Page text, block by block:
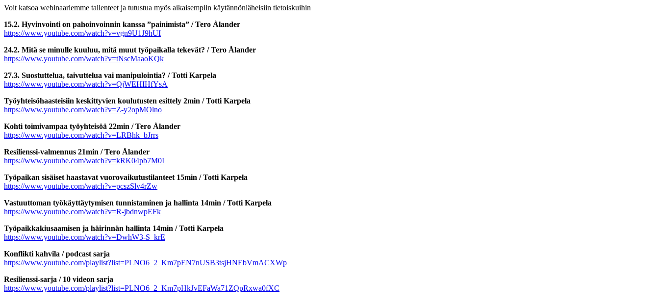
Voit katsoa webinaariemme tallenteet ja tutustua myös aikaisempiin käytännönläheisiin tietoiskuihin
15.2. Hyvinvointi on pahoinvoinnin kanssa ”painimista” / Tero Ålander
https://www.youtube.com/watch?v=vgn9U1J9hUI
24.2. Mitä se minulle kuuluu, mitä muut työpaikalla tekevät? / Tero Ålander
https://www.youtube.com/watch?v=tNscMaaoKQk
27.3. Suostuttelua, taivuttelua vai manipulointia? / Totti Karpela
https://www.youtube.com/watch?v=QjWEHIHfYsA
Työyhteisöhaasteisiin keskittyvien koulutusten esittely 2min / Totti Karpela
https://www.youtube.com/watch?v=Z-y2opMOlno
Kohti toimivampaa työyhteisöä 22min / Tero Ålander
https://www.youtube.com/watch?v=LRBhk_bJrrs
Resilienssi-valmennus 21min / Tero Ålander
https://www.youtube.com/watch?v=kRK04pb7M0I
Työpaikan sisäiset haastavat vuorovaikutustilanteet 15min / Totti Karpela
https://www.youtube.com/watch?v=pcszSlv4rZw
Vastuuttoman työkäyttäytymisen tunnistaminen ja hallinta 14min / Totti Karpela
https://www.youtube.com/watch?v=R-jbdnwpEFk
Työpaikkakiusaamisen ja häirinnän hallinta 14min / Totti Karpela
https://www.youtube.com/watch?v=DwhW3-S_krE
Konflikti kahvila / podcast sarja
https://www.youtube.com/playlist?list=PLNO6_2_Km7pEN7nUSB3tsjHNEbVmACXWp
Resilienssi-sarja / 10 videon sarja
https://www.youtube.com/playlist?list=PLNO6_2_Km7pHkJvEFaWa71ZQpRxwa0fXC